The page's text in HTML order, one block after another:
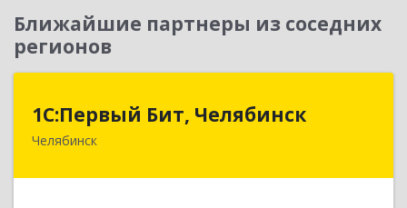
Ближайшие партнеры из соседних
регионов
1С:Первый Бит, Челябинск
Челябинск
1С:Первый Бит, Челябинск